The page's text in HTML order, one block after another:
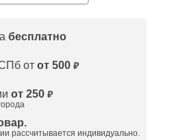
бесплатно
от от 500 ₽
от 250 ₽
рассчитывается индивидуально.